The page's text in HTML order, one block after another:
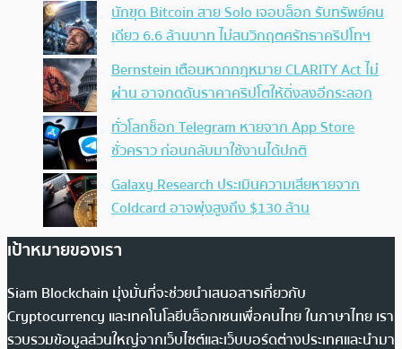
นักขุด Bitcoin สาย Solo เจอบล็อก รับทรัพย์คน
เดียว 6.6 ล้านบาท ไม่สนวิกฤตศรัทธาคริปโทฯ
Bernstein เตือนหากกฎหมาย CLARITY Act ไม่
ผ่าน อาจกดดันราคาคริปโตให้ดิ่งลงอีกระลอก
ทั่วโลกช็อก Telegram หายจาก App Store
ชั่วคราว ก่อนกลับมาใช้งานได้ปกติ
Galaxy Research ประเมินความเสียหายจาก
Coldcard อาจพุ่งสูงถึง $130 ล้าน
เป้าหมายของเรา
Siam Blockchain มุ่งมั่นที่จะช่วยนำเสนอสารเกี่ยวกับ
Cryptocurrency และเทคโนโลยีบล็อกเชนเพื่อคนไทย ในภาษาไทย เรา
รวบรวมข้อมูลส่วนใหญ่จากเว็บไซต์และเว็บบอร์ดต่างประเทศและนำมา